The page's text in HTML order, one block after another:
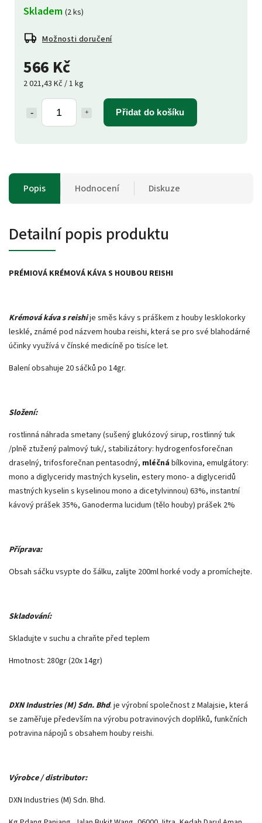
566 Kč
2 021,43 Kč / 1 kg
Přidat do košíku
Skladem (2 ks)
Možnosti doručení
Popis Hodnocení Diskuze
Detailní popis produktu
PRÉMIOVÁ KRÉMOVÁ KÁVA S HOUBOU REISHI
Krémová káva s reishije směs kávy s práškem z houby lesklokorky
lesklé, známé pod názvem houba reishi, která se pro své blahodárné
účinky využívá v čínské medicíně po tisíce let.
Balení obsahuje 20 sáčků po 14gr.
Složení:
rostlinná náhrada smetany (sušený glukózový sirup, rostlinný tuk
/plně ztužený palmový tuk/, stabilizátory: hydrogenfosforečnan
draselný, trifosforečnan pentasodný, mléčná bílkovina, emulgátory:
mono a diglyceridy mastných kyselin, estery mono- a diglyceridů
mastných kyselin s kyselinou mono a dicetylvinnou) 63%, instantní
kávový prášek 35%, Ganoderma lucidum (tělo houby) prášek 2%
Příprava:
Obsah sáčku vsypte do šálku, zalijte 200ml horké vody a promíchejte.
Skladování:
Skladujte v suchu a chraňte před teplem
Hmotnost: 280gr (20x 14gr)
DXN Industries (M) Sdn. Bhd. je výrobní společnost z Malajsie, která
se zaměřuje především na výrobu potravinových doplňků, funkčních
potravina nápojů s obsahem houby reishi.
Výrobce / distributor:
DXN Industries (M) Sdn. Bhd.